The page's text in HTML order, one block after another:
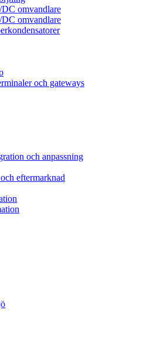
omvandlare
omvandlare
och gateways
och anpassning
eftermarknad